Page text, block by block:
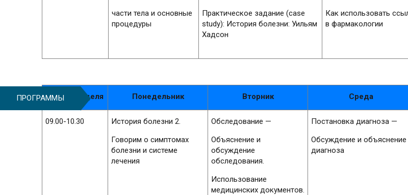
части тела и основные
процедуры
Практическое задание (case
study): История болезни: Уильям
Хадсон
Как использовать
в фармакологии
Вторая неделя Понедельник Вторник Среда
09.00-10.30
История болезни 2.
Говорим о симптомах
болезни и системе
лечения
Обследование —
Объяснение и
обсуждение
обследования.
Использование
медицинских документов.
Постановка диагноза —
Обсуждение и объяснение
диагноза
ПРОГРАММЫ